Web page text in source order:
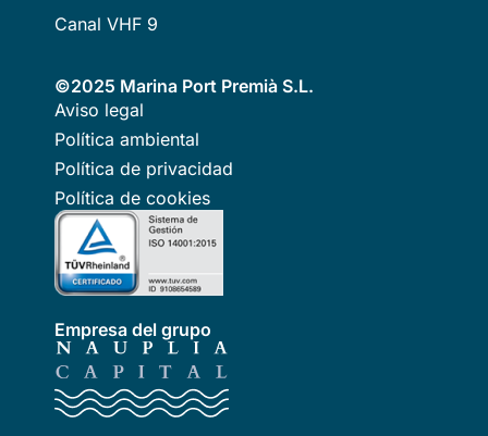
Canal VHF 9
©2025 Marina Port Premià S.L.
Aviso legal
Política ambiental
Política de privacidad
Política de cookies
Empresa del grupo